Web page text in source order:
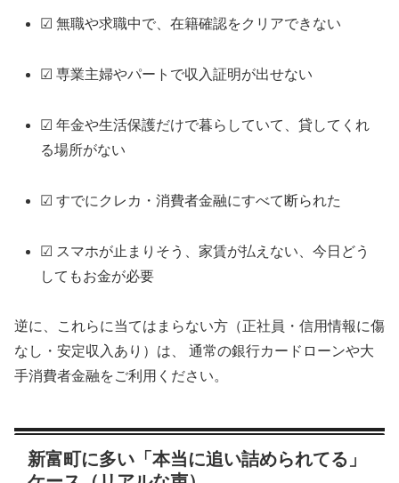
☑ 無職や求職中で、在籍確認をクリアできない
☑ 専業主婦やパートで収入証明が出せない
☑ 年金や生活保護だけで暮らしていて、貸してくれ
る場所がない
☑ すでにクレカ・消費者金融にすべて断られた
☑ スマホが止まりそう、家賃が払えない、今日どう
してもお金が必要
逆に、これらに当てはまらない方（正社員・信用情報に傷
なし・安定収入あり）は、 通常の銀行カードローンや大
手消費者金融をご利用ください。
新富町に多い「本当に追い詰められてる」